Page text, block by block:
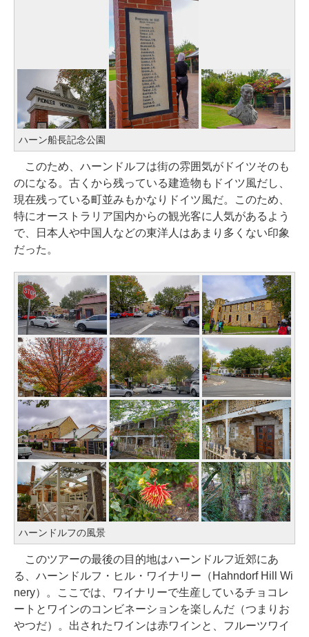
ハーン船長記念公園
このため、ハーンドルフは街の雰囲気がドイツそのも
のになる。古くから残っている建造物もドイツ風だし、
現在残っている町並みもかなりドイツ風だ。このため、
特にオーストラリア国内からの観光客に人気があるよう
で、日本人や中国人などの東洋人はあまり多くない印象
だった。
ハーンドルフの風景
このツアーの最後の目的地はハーンドルフ近郊にあ
る、ハーンドルフ・ヒル・ワイナリー（Hahndorf Hill Wi
nery）。ここでは、ワイナリーで生産しているチョコレ
ートとワインのコンビネーションを楽しんだ（つまりお
やつだ）。出されたワインは赤ワインと、フルーツワイ